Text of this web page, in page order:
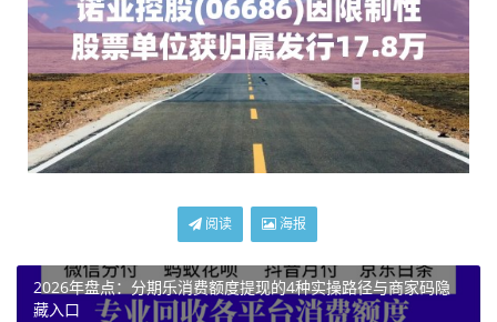
阅读 海报
2026年盘点：分期乐消费额度提现的4种实操路径与商家码隐
藏入口